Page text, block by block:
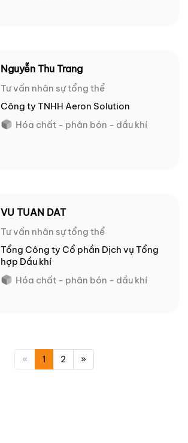
Nguyễn Thu Trang
Tư vấn nhân sự tổng thể
Công ty TNHH Aeron Solution
Hóa chất - phân bón - dầu khí
VU TUAN DAT
Tư vấn nhân sự tổng thể
Tổng Công ty Cổ phần Dịch vụ Tổng
hợp Dầu khí
Hóa chất - phân bón - dầu khí
« 1 2 »